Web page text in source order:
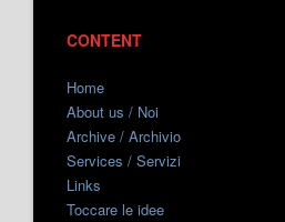
CONTENT
Home
About us / Noi
Archive / Archivio
Services / Servizi
Links
Toccare le idee